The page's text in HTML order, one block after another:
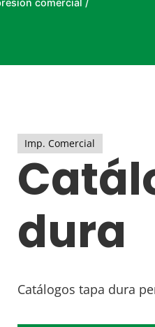
Imp. Comercial
dura
Catálogos tapa dura